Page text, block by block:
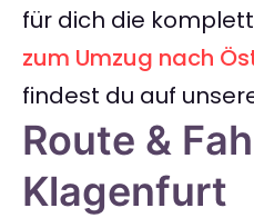
für dich die
zum Umzug nach
findest du auf
Route &
Klagenfurt